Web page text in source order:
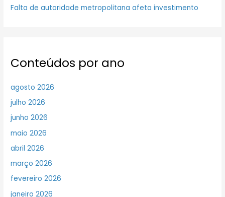
Falta de autoridade metropolitana afeta investimento
Conteúdos por ano
agosto 2026
julho 2026
junho 2026
maio 2026
abril 2026
março 2026
fevereiro 2026
janeiro 2026